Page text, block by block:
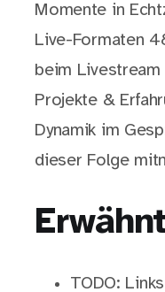
Momente in
Live-Formaten
beim
Projekte &
Dynamik im
dieser Folge
Erwähnt
TODO: